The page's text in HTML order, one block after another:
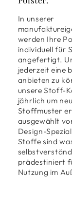
In unserer
werden Ihre
individuell für
angefertigt.
jederzeit eine
anbieten zu
unsere Stoff-
jährlich um
Stoffmuster
ausgewählt
Design-
Stoffe sind
prädestiniert
Nutzung im